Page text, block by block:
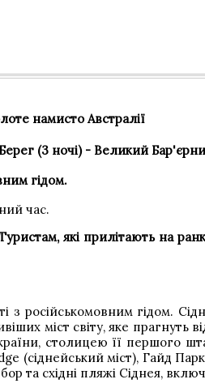
намисто Австралії
(3 ночі) - Великий
гідом.
час.
які прилітають на
з російськомовним гідом.
міст світу, яке прагнуть
столицею її першого
(сіднейський міст), Гайд
та східні пляжі Сіднея,